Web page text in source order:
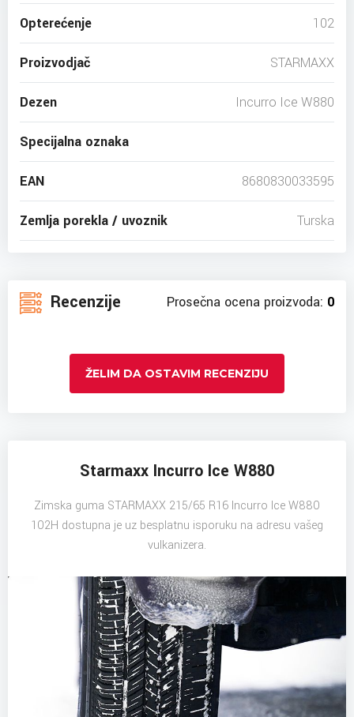
Opterećenje 102
Proizvodjač STARMAXX
Dezen Incurro Ice W880
Specijalna oznaka
EAN 8680830033595
Zemlja porekla / uvoznik Turska
Recenzije Prosečna ocena proizvoda: 0
ŽELIM DA OSTAVIM RECENZIJU
Starmaxx Incurro Ice W880
Zimska guma STARMAXX 215/65 R16 Incurro Ice W880
102H dostupna je uz besplatnu isporuku na adresu vašeg
vulkanizera.